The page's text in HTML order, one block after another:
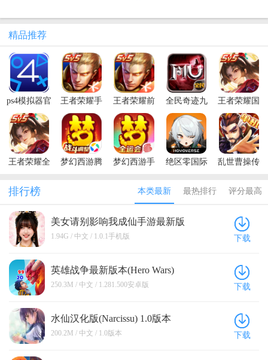
精品推荐
ps4模拟器官
方版
王者荣耀手
游官方正版
王者荣耀前
瞻版体验服
全民奇迹九
游客户端
王者荣耀国
际服最新版
2026(Honor
of Kings)
王者荣耀全
新版(Honor
of Kings)
梦幻西游腾
梦幻西游手
绝区零国际
乱世曹操传
排行榜 本类最新 最热排行 评分最高
美女请别影响我成仙手游最新版
1.0.1手机版
1.94G / 中文 / 1.0.1手机版 下载
英雄战争最新版本(Hero Wars)
1.281.500安卓版
250.3M / 中文 / 1.281.500安卓版 下载
水仙汉化版(Narcissu) 1.0版本
200.2M / 中文 / 1.0版本 下载